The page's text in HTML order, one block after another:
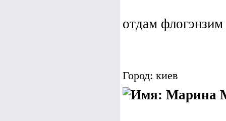
отдам флогэнзим
Город: киев